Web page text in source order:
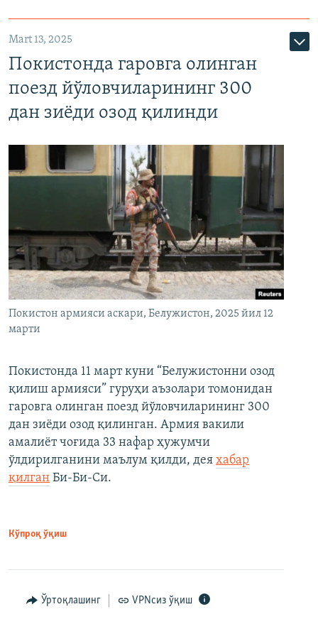
Mart 13, 2025
Покистонда гаровга олинган
поезд йўловчиларининг 300
дан зиёди озод қилинди
Покистон армияси аскари, Белужистон, 2025 йил 12
марти
Покистонда 11 март куни “Белужистонни озод
қилиш армияси” гуруҳи аъзолари томонидан
гаровга олинган поезд йўловчиларининг 300
дан зиёди озод қилинган. Армия вакили
амалиёт чоғида 33 нафар ҳужумчи
ўлдирилганини маълум қилди, дея хабар
қилган Би-Би-Си.
Кўпроқ ўқиш
Ўртоқлашинг VPNсиз ўқиш